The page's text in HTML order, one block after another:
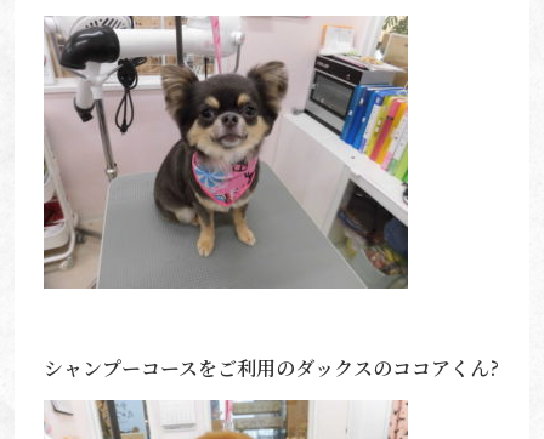
シャンプーコースをご利用のダックスのココアくん?